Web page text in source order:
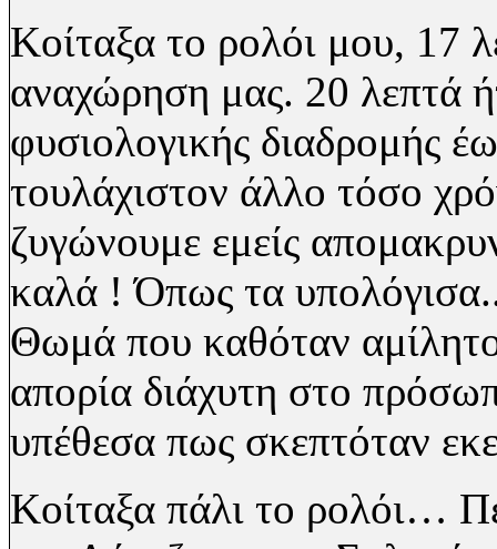
Κοίταξα το ρολόι μου, 17
αναχώρηση μας. 20 λεπτά
φυσιολογικής διαδρομής
τουλάχιστον άλλο τόσο
ζυγώνουμε εμείς
καλά ! Όπως τα
Θωμά που καθόταν
απορία διάχυτη στο
υπέθεσα πως σκεπτόταν
Κοίταξα πάλι το ρολόι…